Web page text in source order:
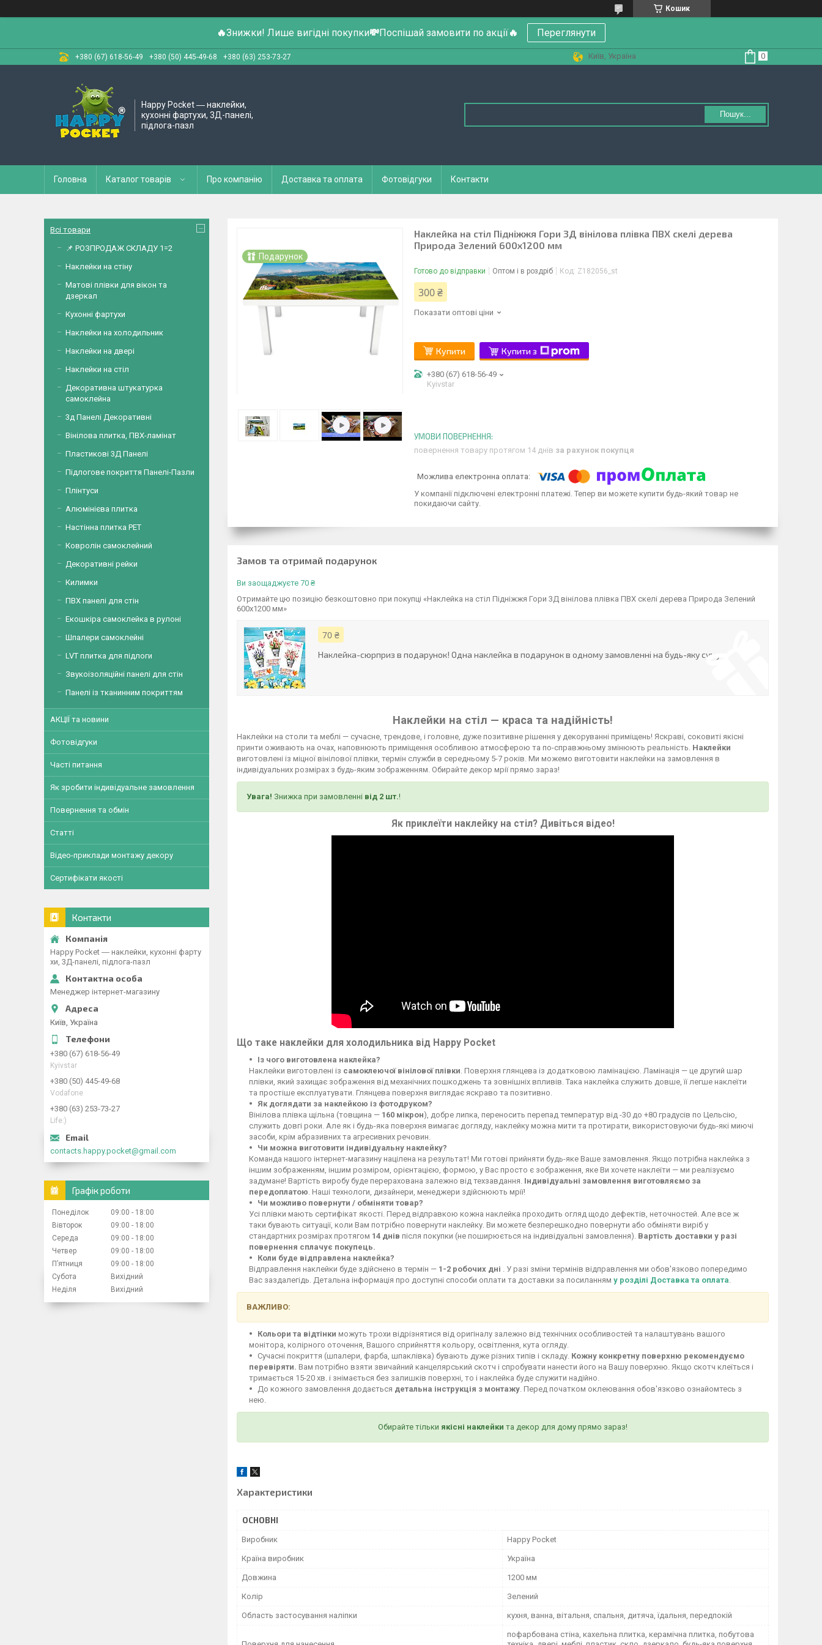
Кошик
🔥Знижки! Лише вигідні покупки💸Поспішай замовити по акції🔥 Переглянути
+380 (67) 618-56-49 +380 (50) 445-49-68 +380 (63) 253-73-27 Київ, Україна
Happy Pocket ― наклейки,
кухонні фартухи, 3Д-панелі,
підлога-пазл
Пошук...
Головна Каталог товарів Про компанію Доставка та оплата Фотовідгуки Контакти
Подарунок
Наклейка на стіл Підніжжя Гори 3Д вінілова плівка ПВХ скелі дерева
Природа Зелений 600х1200 мм
Готово до відправки Оптом і в роздріб Код: Z182056_st
300 ₴
Показати оптові ціни
Купити Купити з
+380 (67) 618-56-49
Kyivstar
повернення товару протягом 14 днів за рахунок покупця
У компанії підключені електронні платежі. Тепер ви можете купити будь-який товар не
покидаючи сайту.
Замов та отримай подарунок
Ви заощаджуєте 70 ₴
Отримайте цю позицію безкоштовно при покупці «Наклейка на стіл Підніжжя Гори 3Д вінілова плівка ПВХ скелі дерева Природа Зелений
600х1200 мм»
70 ₴
Наклейка-сюрприз в подарунок! Одна наклейка в подарунок в одному замовленні на будь-яку суму
Наклейки на стіл — краса та надійність!
Наклейки на столи та меблі — сучасне, трендове, і головне, дуже позитивне рішення у декоруванні приміщень! Яскраві, соковиті якісні
принти оживають на очах, наповнюють приміщення особливою атмосферою та по-справжньому змінюють реальність. Наклейки
виготовлені із міцної вінілової плівки, термін служби в середньому 5-7 років. Ми можемо виготовити наклейки на замовлення в
індивідуальних розмірах з будь-яким зображенням. Обирайте декор мрії прямо зараз!
Увага! Знижка при замовленні від 2 шт.!
Як приклеїти наклейку на стіл? Дивіться відео!
Що таке наклейки для холодильника від Happy Pocket
Із чого виготовлена наклейка?
Наклейки виготовлені із самоклеючої вінілової плівки . Поверхня глянцева із додатковою ламінацією. Ламінація — це другий шар
плівки, який захищає зображення від механічних пошкоджень та зовнішніх впливів. Така наклейка служить довше, її легше наклеїти
та простіше експлуатувати. Глянцева поверхня виглядає яскраво та позитивно.
Як доглядати за наклейкою із фотодруком?
Вінілова плівка щільна (товщина — 160 мікрон), добре липка, переносить перепад температур від -30 до +80 градусів по Цельсію,
служить довгі роки. Але як і будь-яка поверхня вимагає догляду, наклейку можна мити та протирати, використовуючи будь-які миючі
засоби, крім абразивних та агресивних речовин.
Чи можна виготовити індивідуальну наклейку?
Команда нашого інтернет-магазину націлена на результат! Ми готові прийняти будь-яке Ваше замовлення. Якщо потрібна наклейка з
іншим зображенням, іншим розміром, орієнтацією, формою, у Вас просто є зображення, яке Ви хочете наклеїти — ми реалізуємо
задумане! Вартість виробу буде перерахована залежно від техзавдання. Індивідуальні замовлення виготовляємо за
передоплатою . Наші технологи, дизайнери, менеджери здійснюють мрії!
Чи можливо повернути / обміняти товар?
Усі плівки мають сертифікат якості. Перед відправкою кожна наклейка проходить огляд щодо дефектів, неточностей. Але все ж
таки бувають ситуації, коли Вам потрібно повернути наклейку. Ви можете безперешкодно повернути або обміняти виріб у
стандартних розмірах протягом 14 днів після покупки (не поширюється на індивідуальні замовлення). Вартість доставки у разі
повернення сплачує покупець.
Коли буде відправлена наклейка?
Відправлення наклейки буде здійснено в термін — 1-2 робочих дні . У разі зміни термінів відправлення ми обов'язково попередимо
Вас заздалегідь. Детальна інформація про доступні способи оплати та доставки за посиланням у розділі Доставка та оплата
ВАЖЛИВО:
Кольори та відтінки можуть трохи відрізнятися від оригіналу залежно від технічних особливостей та налаштувань вашого
монітора, колірного оточення, Вашого сприйняття кольору, освітлення, кута огляду.
Сучасні покриття (шпалери, фарба, шпаклівка) бувають дуже різних типів і складу. Кожну конкретну поверхню рекомендуємо
перевіряти. Вам потрібно взяти звичайний канцелярський скотч і спробувати нанести його на Вашу поверхню. Якщо скотч клеїться і
тримається 15-20 хв. і знімається без залишків поверхні, то і наклейка буде служити надійно.
До кожного замовлення додається детальна інструкція з монтажу . Перед початком оклеювання обов'язково ознайомтесь з
нею.
Обирайте тільки якісні наклейки та декор для дому прямо зараз!
Характеристики
ОСНОВНІ
Виробник Happy Pocket
Країна виробник Україна
Довжина 1200 мм
Колір Зелений
Область застосування наліпки кухня, ванна, вітальня, спальня, дитяча, їдальня, передпокій
пофарбована стіна, кахельна плитка, керамічна плитка, побутова
Всі товари
📌 РОЗПРОДАЖ СКЛАДУ 1=2
Наклейки на стіну
Матові плівки для вікон та
дзеркал
Кухонні фартухи
Наклейки на холодильник
Наклейки на двері
Наклейки на стіл
Декоративна штукатурка
самоклейна
3д Панелі Декоративні
Вінілова плитка, ПВХ-ламінат
Пластикові 3Д Панелі
Підлогове покриття Панелі-Пазли
Плінтуси
Алюмінієва плитка
Настінна плитка PET
Ковролін самоклейний
Декоративні рейки
Килимки
ПВХ панелі для стін
Екошкіра самоклейка в рулоні
Шпалери самоклейні
LVT плитка для підлоги
Звукоізоляційні панелі для стін
Панелі із тканинним покриттям
АКЦІЇ та новини
Фотовідгуки
Часті питання
Як зробити індивідуальне замовлення
Повернення та обмін
Статті
Відео-приклади монтажу декору
Сертифікати якості
Контакти
Happy Pocket ― наклейки, кухонні фарту
хи, 3Д-панелі, підлога-пазл
Менеджер інтернет-магазину
Київ, Україна
+380 (67) 618-56-49
Kyivstar
+380 (50) 445-49-68
Vodafone
+380 (63) 253-73-27
Life:)
contacts.happy.pocket@gmail.com
Графік роботи
Понеділок 09:00
18:00
Вівторок
09:00
18:00
Середа
09:00
18:00
Четвер
09:00
18:00
Пʼятниця
09:00
18:00
Субота
Вихідний
Неділя
Вихідний